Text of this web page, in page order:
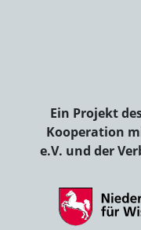
Ein Projekt
Kooperation
e.V. und der